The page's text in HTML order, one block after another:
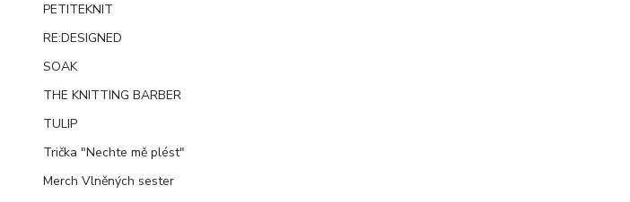
PETITEKNIT
RE:DESIGNED
SOAK
THE KNITTING BARBER
TULIP
Trička "Nechte mě plést"
Merch Vlněných sester